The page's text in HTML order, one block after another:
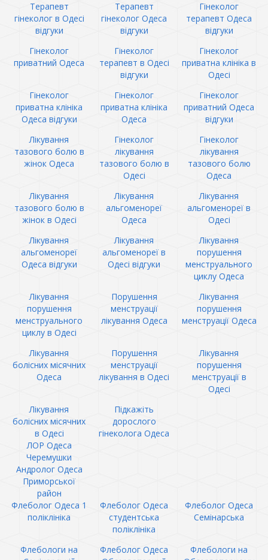
Терапевт
гінеколог в Одесі
відгуки
Терапевт
гінеколог Одеса
відгуки
Гінеколог
терапевт Одеса
відгуки
Гінеколог
приватний Одеса
Гінеколог
терапевт в Одесі
відгуки
Гінеколог
приватна клініка в
Одесі
Гінеколог
приватна клініка
Одеса відгуки
Гінеколог
приватна клініка
Одеса
Гінеколог
приватний Одеса
відгуки
Лікування
тазового болю в
жінок Одеса
Гінеколог
лікування
тазового болю в
Одесі
Гінеколог
лікування
тазового болю
Одеса
Лікування
тазового болю в
жінок в Одесі
Лікування
альгоменореї
Одеса
Лікування
альгоменореї в
Одесі
Лікування
альгоменореї
Одеса відгуки
Лікування
альгоменореї в
Одесі відгуки
Лікування
порушення
менструального
циклу Одеса
Лікування
порушення
менструального
циклу в Одесі
Порушення
менструації
лікування Одеса
Лікування
порушення
менструації Одеса
Лікування
болісних місячних
Одеса
Порушення
менструації
лікування в Одесі
Лікування
порушення
менструації в
Одесі
Лікування
болісних місячних
в Одесі
Підкажіть
дорослого
гінеколога Одеса
ЛОР Одеса
Черемушки
Андролог Одеса
Приморської
район
Флеболог Одеса 1
поліклініка
Флеболог Одеса
студентська
поліклініка
Флеболог Одеса
Семінарська
Флебологи на
Флеболог Одеса
Флебологи на